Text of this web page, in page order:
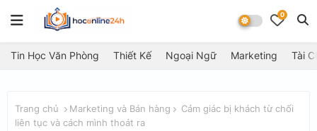
0
Tin Học Văn Phòng Thiết Kế Ngoại Ngữ Marketing Tài
Trang chủ Marketing và Bán hàng
Cảm giác bị khách từ chối
liên tục và cách mình thoát ra